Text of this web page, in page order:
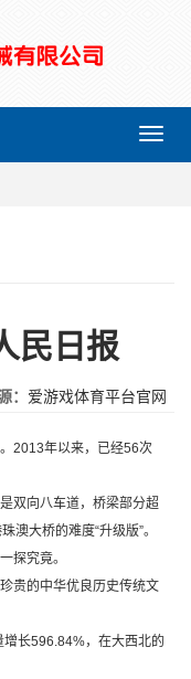
导
民日报
： 爱游戏体育平台官网
2013年以来，已经56次
双向八车道，桥梁部分超
澳大桥的难度“升级版”。
探究竟。
贵的中华优良历史传统文
长596.84%，在大西北的